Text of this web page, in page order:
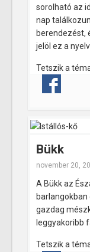
sorolható az
nap
berendezést,
jelöl ez a
Tetszik a
Bükk
november 20,
A Bükk az
gazdag
leggyakoribb
Tetszik a